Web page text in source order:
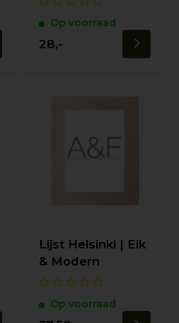
Op voorraad
28,-
Lijst Helsinki | Eik
& Modern
Op voorraad